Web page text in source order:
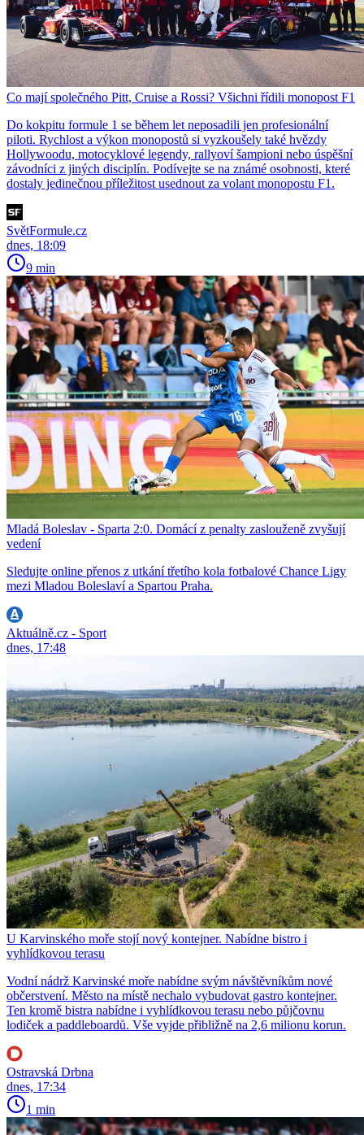
Co mají společného Pitt, Cruise a Rossi? Všichni řídili monopost F1
Do kokpitu formule 1 se během let neposadili jen profesionální
piloti. Rychlost a výkon monopostů si vyzkoušely také hvězdy
Hollywoodu, motocyklové legendy, rallyoví šampioni nebo úspěšní
závodníci z jiných disciplín. Podívejte se na známé osobnosti, které
dostaly jedinečnou příležitost usednout za volant monopostu F1.
SvětFormule.cz
dnes, 18:09
9 min
Mladá Boleslav - Sparta 2:0. Domácí z penalty zaslouženě zvyšují
vedení
Sledujte online přenos z utkání třetího kola fotbalové Chance Ligy
mezi Mladou Boleslaví a Spartou Praha.
Aktuálně.cz - Sport
dnes, 17:48
U Karvinského moře stojí nový kontejner. Nabídne bistro i
vyhlídkovou terasu
Vodní nádrž Karvinské moře nabídne svým návštěvníkům nové
občerstvení. Město na místě nechalo vybudovat gastro kontejner.
Ten kromě bistra nabídne i vyhlídkovou terasu nebo půjčovnu
lodiček a paddleboardů. Vše vyjde přibližně na 2,6 milionu korun.
Ostravská Drbna
dnes, 17:34
1 min